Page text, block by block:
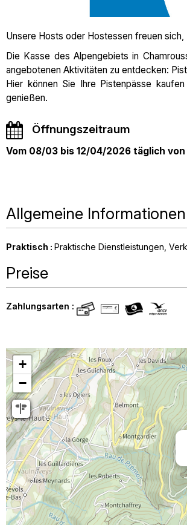
Unsere Hosts oder Hostessen freuen
Die Kasse des Alpengebiets in
angebotenen Aktivitäten zu entdecken:
Hier können Sie Ihre Pistenpässe
genießen.
Öffnungszeitraum
Vom 08/03 bis 12/04/2026 täglich von
Allgemeine Informationen
Praktisch : Praktische Dienstleistungen
Preise
Zahlungsarten :
+
−